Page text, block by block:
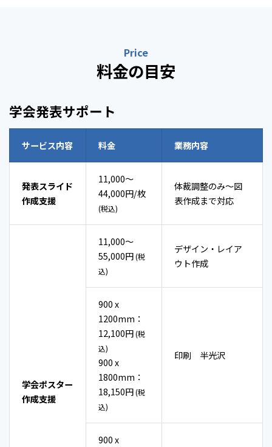
Price
料金の目安
学会発表サポート
サービス内容 料金 業務内容
発表スライド
作成支援
11,000～
44,000円/枚
(税込)
体裁調整のみ～図
表作成まで対応
学会ポスター
作成支援
11,000～
55,000円(税
込)
デザイン・レイア
ウト作成
900 x
1200mm：
12,100円(税
込)
900 x
1800mm：
18,150円(税
込)
印刷 半光沢
900 x